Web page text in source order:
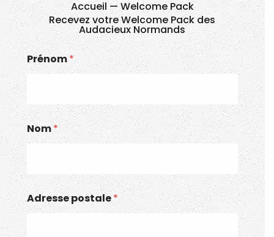
Accueil—Welcome Pack
Recevez votre Welcome Pack des
Audacieux Normands
Prénom*
Nom*
Adresse postale*